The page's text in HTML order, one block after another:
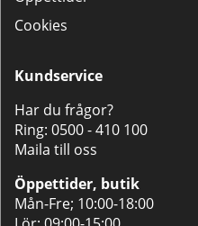
Cookies
Kundservice
Har du frågor?
Ring: 0500 - 410 100
Maila till oss
Öppettider, butik
Mån-Fre; 10:00-18:00